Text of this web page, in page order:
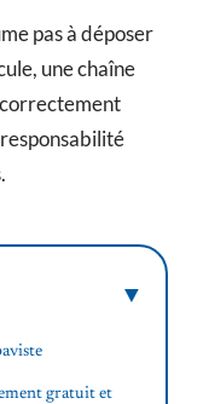
pas à déposer
une chaîne
gratuit et